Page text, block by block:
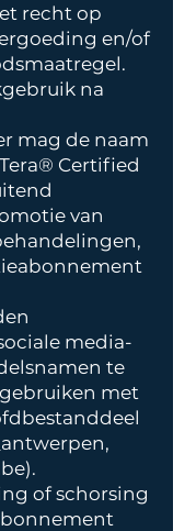
recht op
en/of
na
mag de naam
Certified
van
media-
te
met
of schorsing